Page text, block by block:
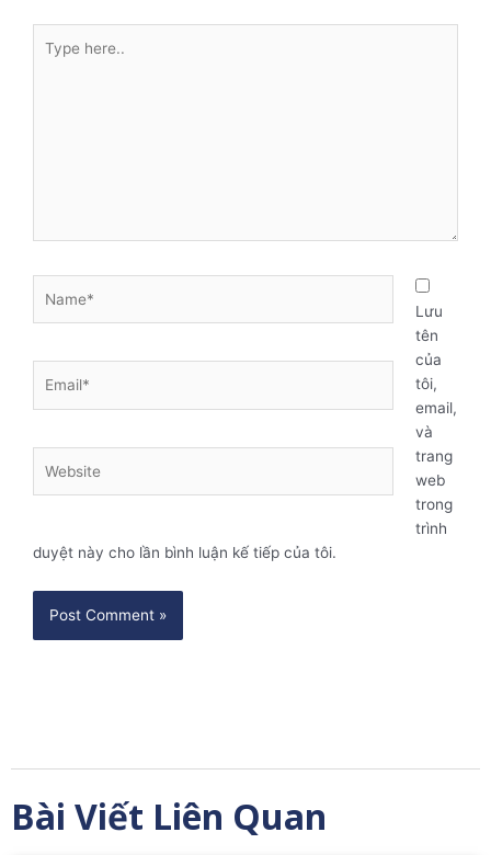
here..
Lưu
tên
của
tôi,
email,
và
trang
web
trong
trình
duyệt này cho lần bình luận kế tiếp của tôi.
Bài Viết Liên Quan